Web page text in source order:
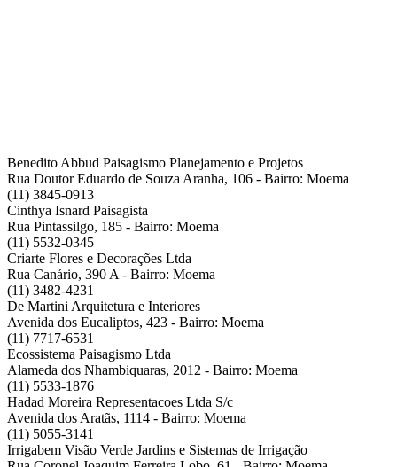
Benedito Abbud Paisagismo Planejamento e Projetos
Rua Doutor Eduardo de Souza Aranha, 106 - Bairro: Moema
(11) 3845-0913
Cinthya Isnard Paisagista
Rua Pintassilgo, 185 - Bairro: Moema
(11) 5532-0345
Criarte Flores e Decorações Ltda
Rua Canário, 390 A - Bairro: Moema
(11) 3482-4231
De Martini Arquitetura e Interiores
Avenida dos Eucaliptos, 423 - Bairro: Moema
(11) 7717-6531
Ecossistema Paisagismo Ltda
Alameda dos Nhambiquaras, 2012 - Bairro: Moema
(11) 5533-1876
Hadad Moreira Representacoes Ltda S/c
Avenida dos Aratãs, 1114 - Bairro: Moema
(11) 5055-3141
Irrigabem Visão Verde Jardins e Sistemas de Irrigação